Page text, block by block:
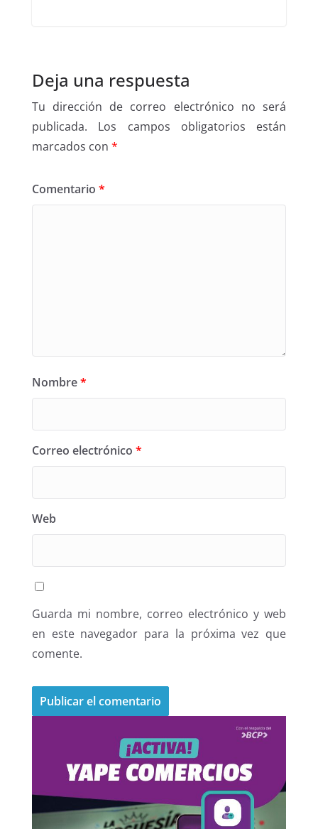
Deja una respuesta
Tu dirección de correo electrónico no será
publicada.
Los campos obligatorios están
marcados con *
Comentario *
Nombre*
Correo electrónico *
Web
Guarda mi nombre, correo electrónico y web
en este navegador para la próxima vez que
comente.